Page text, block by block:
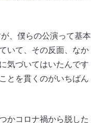
、僕らの公演って基本
いて、その反面、なか
気づいてはいたんです
とを貫くのがいちばん
かコロナ禍から脱した